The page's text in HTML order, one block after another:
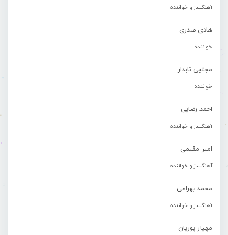
آهنگساز و خواننده
هادی صدری
خواننده
مجتبی تابدار
خواننده
احمد رضایی
آهنگساز و خواننده
امیر مقیمی
آهنگساز و خواننده
محمد بهرامی
آهنگساز و خواننده
مهیار پوریان